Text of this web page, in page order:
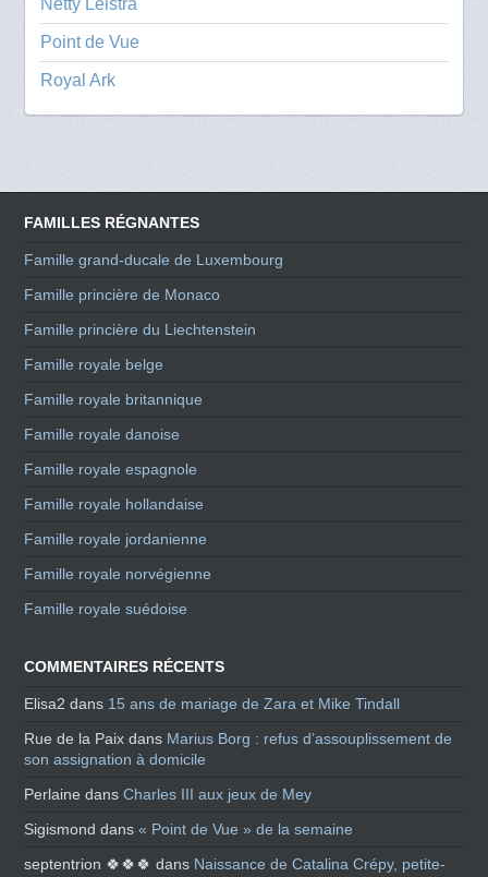
Netty Leistra
Point de Vue
Royal Ark
FAMILLES RÉGNANTES
Famille grand-ducale de Luxembourg
Famille princière de Monaco
Famille princière du Liechtenstein
Famille royale belge
Famille royale britannique
Famille royale danoise
Famille royale espagnole
Famille royale hollandaise
Famille royale jordanienne
Famille royale norvégienne
Famille royale suédoise
COMMENTAIRES RÉCENTS
Elisa2 dans 15 ans de mariage de Zara et Mike Tindall
Rue de la Paix dans Marius Borg : refus d’assouplissement de
son assignation à domicile
Perlaine dansCharles III aux jeux de Mey
Sigismond dans« Point de Vue » de la semaine
septentrion 🍀🍀🍀 dans Naissance de Catalina Crépy, petite-